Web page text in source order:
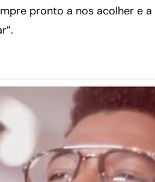
pronto a nos acolher e a